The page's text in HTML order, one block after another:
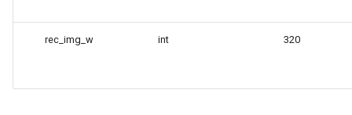
rec_img_w int 320